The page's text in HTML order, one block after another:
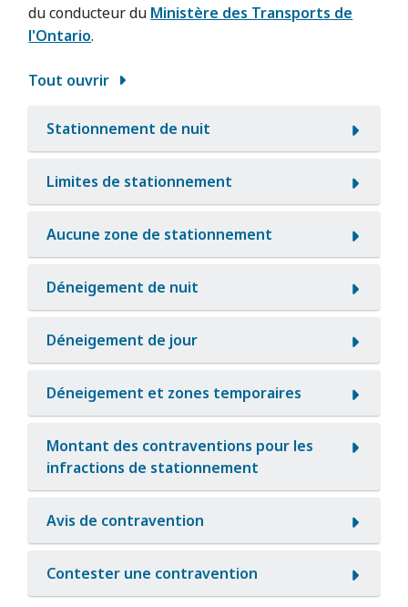
du conducteur du Ministère des Transports de
l'Ontario.
Tout ouvrir
Stationnement de nuit
Limites de stationnement
Aucune zone de stationnement
Déneigement de nuit
Déneigement de jour
Déneigement et zones temporaires
Montant des contraventions pour les
infractions de stationnement
Avis de contravention
Contester une contravention